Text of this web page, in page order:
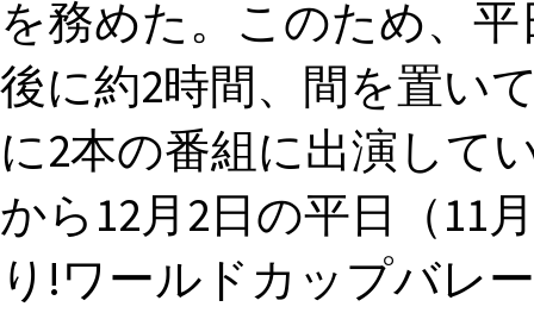
を務めた。このため、
後に約2時間、間を置い
に2本の番組に出演して
から12月2日の平日（11
り!ワールドカップバレ